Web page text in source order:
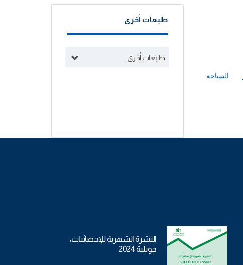
السياحة
طبعات أخرى
طبعات أخرى
النشرة الشهرية للإحصائيات،
جويلية 2024